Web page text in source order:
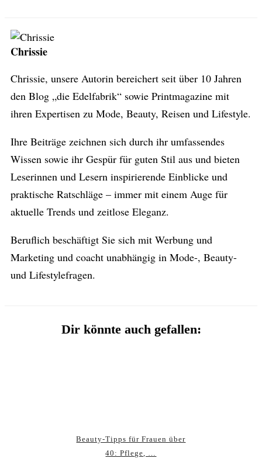
Chrissie
Chrissie, unsere Autorin bereichert seit über 10 Jahren
den Blog „die Edelfabrik“ sowie Printmagazine mit
ihren Expertisen zu Mode, Beauty, Reisen und Lifestyle.
Ihre Beiträge zeichnen sich durch ihr umfassendes
Wissen sowie ihr Gespür für guten Stil aus und bieten
Leserinnen und Lesern inspirierende Einblicke und
praktische Ratschläge – immer mit einem Auge für
aktuelle Trends und zeitlose Eleganz.
Beruflich beschäftigt Sie sich mit Werbung und
Marketing und coacht unabhängig in Mode-, Beauty-
und Lifestylefragen.
Dir könnte auch gefallen:
Beauty‑Tipps für Frauen über
40: Pflege, …